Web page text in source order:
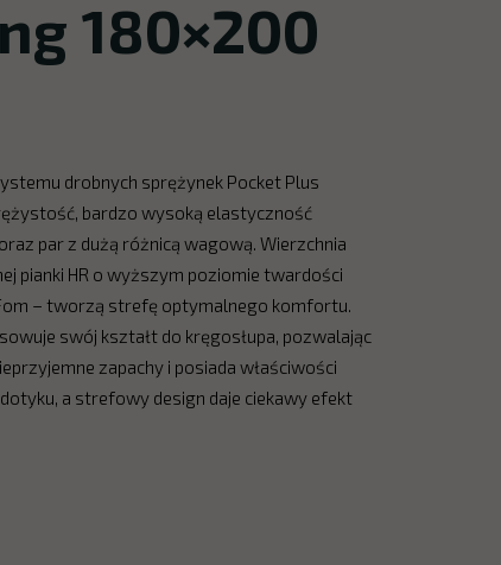
180×200
drobnych sprężynek Pocket Plus
bardzo wysoką elastyczność
par z dużą różnicą wagową. Wierzchnia
pianki HR o wyższym poziomie twardości
– tworzą strefę optymalnego komfortu.
swój kształt do kręgosłupa, pozwalając
zapachy i posiada właściwości
a strefowy design daje ciekawy efekt